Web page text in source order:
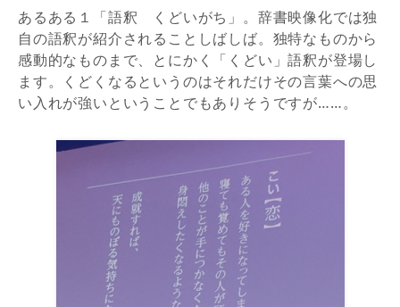
あるある１「語釈 くどいがち」。辞書映像化では独
自の語釈が紹介されることしばしば。独特なものから
感動的なものまで、とにかく「くどい」語釈が登場し
ます。くどくなるというのはそれだけその言葉への思
い入れが強いということでもありそうですが……。